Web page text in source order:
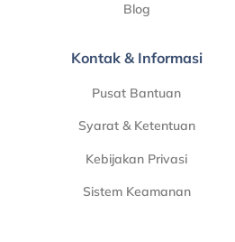
Blog
Kontak & Informasi
Pusat Bantuan
Syarat & Ketentuan
Kebijakan Privasi
Sistem Keamanan